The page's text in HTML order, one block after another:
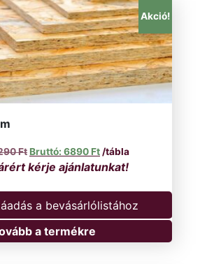
Akció!
Ft Original price was: 7290 Ft.
6890 FtCurrent price is:
/tábla
a bevásárlólistához
a termékre